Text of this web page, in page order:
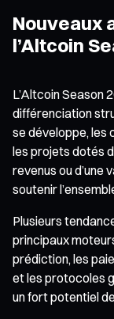
Nouveaux
l’Altcoin
L’Altcoin Season
différenciation
se développe, les
les projets dotés
revenus ou d’une
soutenir
Plusieurs
principaux
prédiction, les
et les protocoles
un fort potentiel